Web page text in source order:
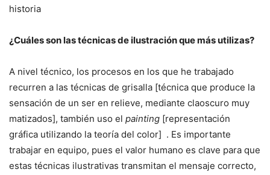
historia
¿Cuáles son las técnicas de ilustración que más utilizas?
A nivel técnico, los procesos en los que he trabajado
recurren a las técnicas de grisalla [técnica que produce la
sensación de un ser en relieve, mediante claoscuro muy
matizados], también uso el painting [representación
gráfica utilizando la teoría del color] . Es importante
trabajar en equipo, pues el valor humano es clave para que
estas técnicas ilustrativas transmitan el mensaje correcto,